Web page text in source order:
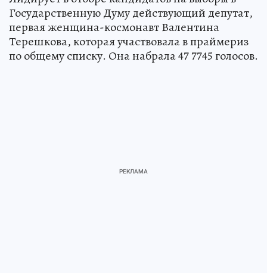
Государственную Думу действующий депутат,
первая женщина-космонавт Валентина
Терешкова, которая участвовала в праймериз
по общему списку. Она набрала 47 7745 голосов.